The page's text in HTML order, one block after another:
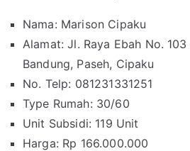
Nama: Marison Cipaku
Alamat: Jl. Raya Ebah No.
Bandung, Paseh, Cipaku
No. Telp: 081231331251
Type Rumah: 30/60
Unit Subsidi: 119 Unit
Harga: Rp 166.000.000